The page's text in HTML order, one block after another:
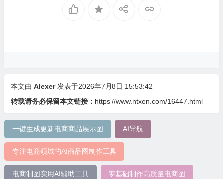
本文由 Alexer 发表于2026年7月8日 15:53:42
转载请务必保留本文链接： https://www.ntxen.com/16447.html
一键生成更新电商商品展示图 AI导航
专注电商领域的AI商品图制作工具
电商制图实用AI辅助工具 零基础制作高质量电商图